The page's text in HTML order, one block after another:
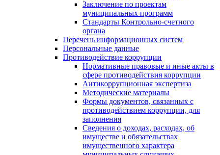
Заключение по проектам
муниципальных программ
Стандарты Контрольно-счетного
органа
Перечень информационных систем
Персональные данные
Противодействие коррупции
Нормативные правовые и иные акты в
сфере противодействия коррупции
Антикоррупционная экспертиза
Методические материалы
Формы документов, связанных с
противодействием коррупции, для
заполнения
Сведения о доходах, расходах, об
имуществе и обязательствах
имущественного характера